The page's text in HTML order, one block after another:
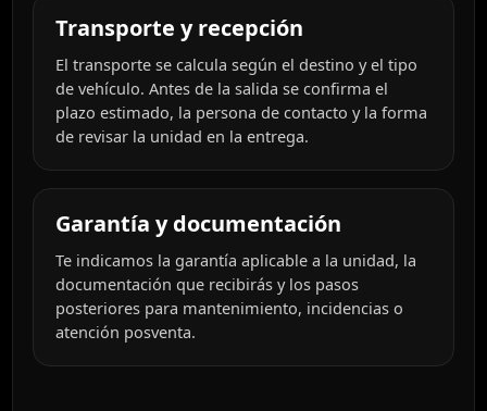
Transporte y recepción
El transporte se calcula según el destino y el tipo
de vehículo. Antes de la salida se confirma el
plazo estimado, la persona de contacto y la forma
de revisar la unidad en la entrega.
Garantía y documentación
Te indicamos la garantía aplicable a la unidad, la
documentación que recibirás y los pasos
posteriores para mantenimiento, incidencias o
atención posventa.